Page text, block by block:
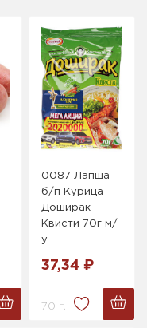
0087 Лапша
б/п Курица
Доширак
Квисти 70г м/
у
37,34 ₽
70 г.